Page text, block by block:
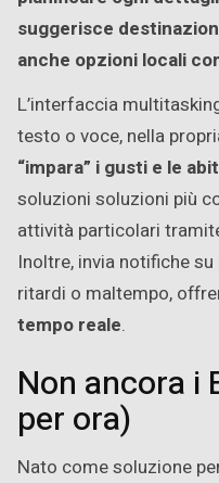
suggerisce
anche opzioni locali
L’interfaccia
testo o voce, nella
“impara” i gusti e le
soluzioni soluzioni più
attività particolari
Inoltre, invia notifiche
ritardi o maltempo,
tempo reale.
Non ancora i
per ora)
Nato come soluzione